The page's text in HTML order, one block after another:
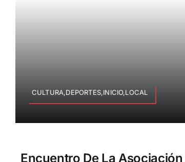
CULTURA,DEPORTES,INICIO,LOCAL
Encuentro De La